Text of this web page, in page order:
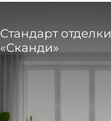
Стандарт отделки
«Сканди»